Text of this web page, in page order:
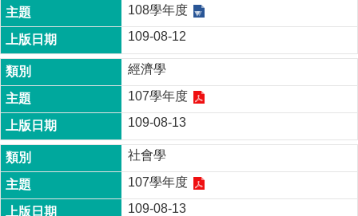
108學年度
109-08-12
經濟學
107學年度
109-08-13
社會學
107學年度
109-08-13